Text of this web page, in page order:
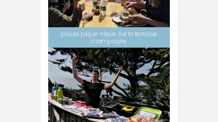
pause pique-nique sur la terrasse
champagne.